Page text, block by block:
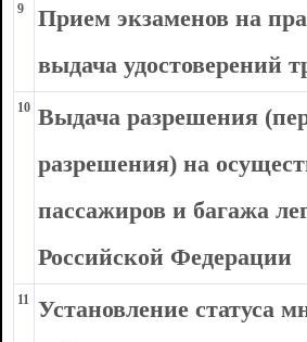
9
Прием экзаменов на
выдача удостоверений
10 Выдача разрешения
разрешения) на
пассажиров и багажа
Российской Федерации
11 Установление статуса